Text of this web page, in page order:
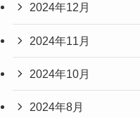
2024年12月
2024年11月
2024年10月
2024年8月